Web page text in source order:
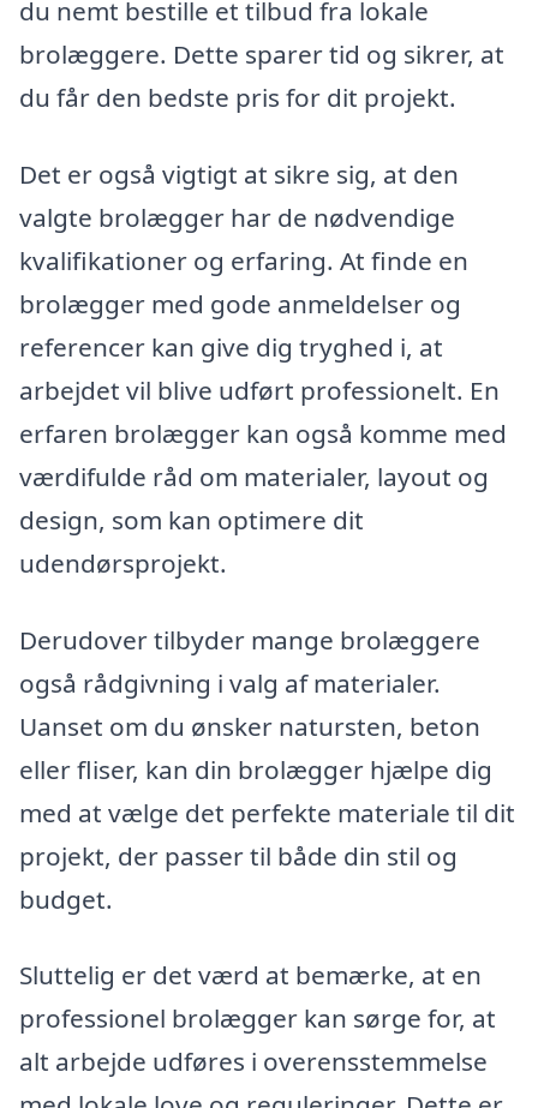
du nemt bestille et tilbud fra lokale
brolæggere. Dette sparer tid og sikrer, at
du får den bedste pris for dit projekt.
Det er også vigtigt at sikre sig, at den
valgte brolægger har de nødvendige
kvalifikationer og erfaring. At finde en
brolægger med gode anmeldelser og
referencer kan give dig tryghed i, at
arbejdet vil blive udført professionelt. En
erfaren brolægger kan også komme med
værdifulde råd om materialer, layout og
design, som kan optimere dit
udendørsprojekt.
Derudover tilbyder mange brolæggere
også rådgivning i valg af materialer.
Uanset om du ønsker natursten, beton
eller fliser, kan din brolægger hjælpe dig
med at vælge det perfekte materiale til dit
projekt, der passer til både din stil og
budget.
Sluttelig er det værd at bemærke, at en
professionel brolægger kan sørge for, at
alt arbejde udføres i overensstemmelse